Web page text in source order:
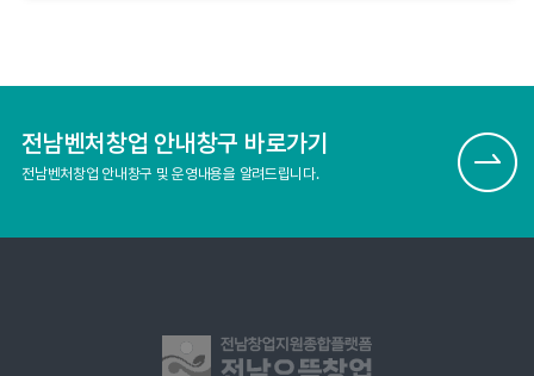
전남벤처창업 안내창구 바로가기
전남벤처창업 안내창구 및 운영내용을 알려드립니다.